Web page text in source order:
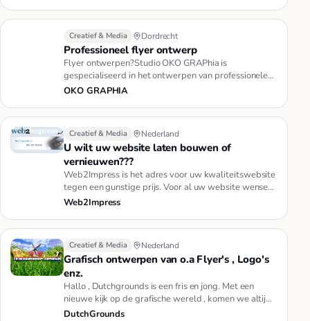
Creatief & Media Dordrecht
Professioneel flyer ontwerp
Flyer ontwerpen?Studio OKO GRAPhia is
gespecialiseerd in het ontwerpen van professionele
flyers. Of het nu gaat om een a…
OKO GRAPHIA
Creatief & Media Nederland
U wilt uw website laten bouwen of
vernieuwen???
Web2Impress is het adres voor uw kwaliteitswebsite
tegen een gunstige prijs. Voor al uw website wensen
kunt u bij ons te…
Web2Impress
Creatief & Media Nederland
Grafisch ontwerpen van o.a Flyer's , Logo's
enz.
Hallo , Dutchgrounds is een fris en jong. Met een
nieuwe kijk op de grafische wereld , komen we altijd
met een mooi resu…
DutchGrounds